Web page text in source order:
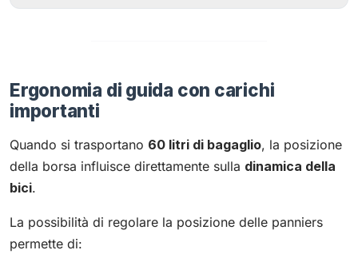
Ergonomia di guida con carichi
importanti
Quando si trasportano 60 litri di bagaglio, la posizione
della borsa influisce direttamente sulla dinamica della
bici.
La possibilità di regolare la posizione delle panniers
permette di: